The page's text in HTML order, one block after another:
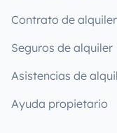
Contrato de alquiler
Seguros de alquiler
Asistencias de
Ayuda propietario